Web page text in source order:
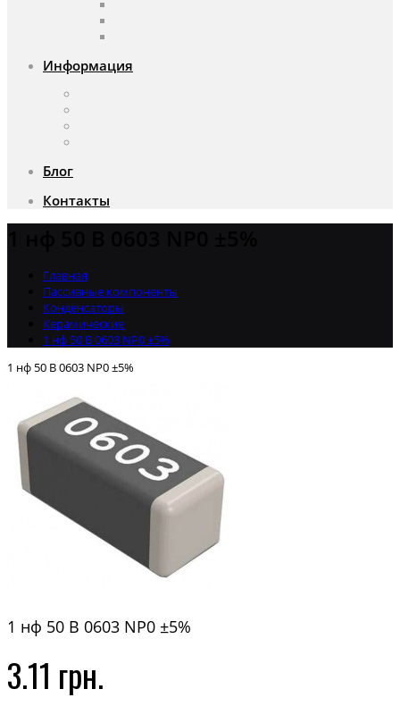
Информация
Блог
Контакты
Главная
Пассивные компоненты
Конденсаторы
Керамические
1 нф 50 В 0603 NP0 ±5%
1 нф 50 В 0603 NP0 ±5%
1 нф 50 В 0603 NP0 ±5%
3.11 грн.